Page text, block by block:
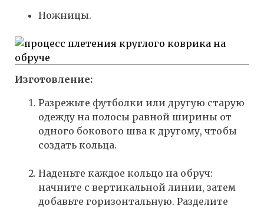
Ножницы.
Изготовление:
Разрежьте футболки или другую старую
одежду на полосы равной ширины от
одного бокового шва к другому, чтобы
создать кольца.
Наденьте каждое кольцо на обруч:
начните с вертикальной линии, затем
добавьте горизонтальную. Разделите